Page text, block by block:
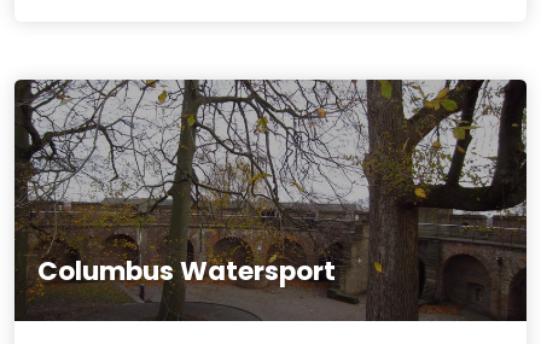
Columbus Watersport